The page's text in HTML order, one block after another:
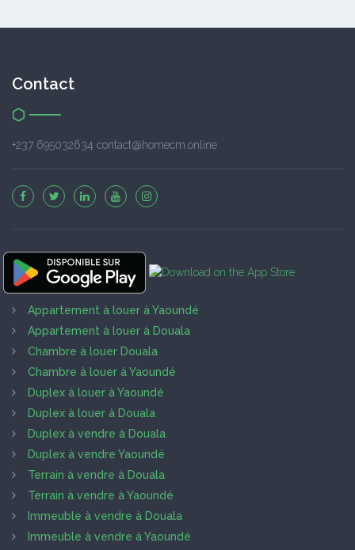
Contact
+237 695032634 contact@homecm.online
Appartement à louer à Yaoundé
Appartement à louer à Douala
Chambre à louer Douala
Chambre à louer à Yaoundé
Duplex à louer à Yaoundé
Duplex à louer à Douala
Duplex à vendre à Douala
Duplex à vendre Yaoundé
Terrain à vendre à Douala
Terrain à vendre à Yaoundé
Immeuble à vendre à Douala
Immeuble à vendre à Yaoundé